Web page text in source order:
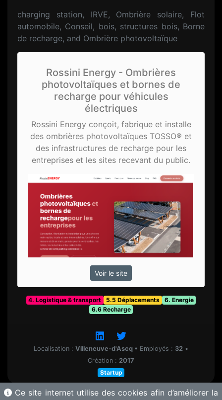
charging station, IRVE, Ombrière solaire, Flot
automobile, Conseil, bois, structures bois, Borne
de recharge, and Ombrière photovoltaïque
Rossini Energy - Ombrières
photovoltaïques et bornes de
recharge pour véhicules
électriques
Rossini Energy conçoit, fabrique et installe
des ombrières photovoltaïques TOSSO® et
des infrastructures de recharge pour les
entreprises et les sites recevant du public.
Voir le site
4. Logistique & transport 5.5 Déplacements
6. Energie
6.6 Recharge
Localisation : Villeneuve-d'Ascq • Employés : 32 •
Création : 2017
Startup
Ce site internet utilise des cookies afin d’améliorer la